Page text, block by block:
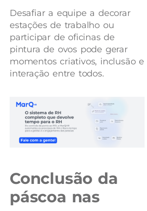
Desafiar a equipe a decorar
estações de trabalho ou
participar de oficinas de
pintura de ovos pode gerar
momentos criativos, inclusão e
interação entre todos.
Conclusão da
páscoa nas